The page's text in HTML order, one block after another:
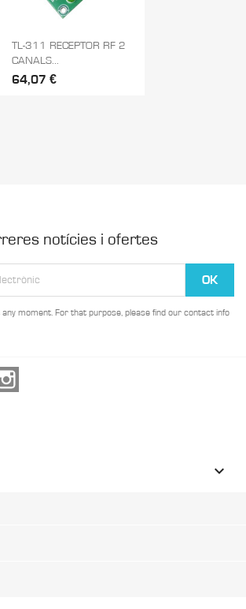
TL-311 RECEPTOR RF 2
CANALS...
64,07 €
notícies i ofertes
moment. For that purpose, please find our contact info
